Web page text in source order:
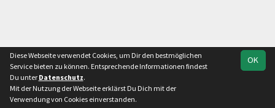
OK
Diese Webseite verwendet Cookies, um Dir den bestmöglichen
Service bieten zu können. Entsprechende Informationen findest
Du unter Datenschutz.
Mit der Nutzung der Webseite erklärst Du Dich mit der
Verwendung von Cookies einverstanden.